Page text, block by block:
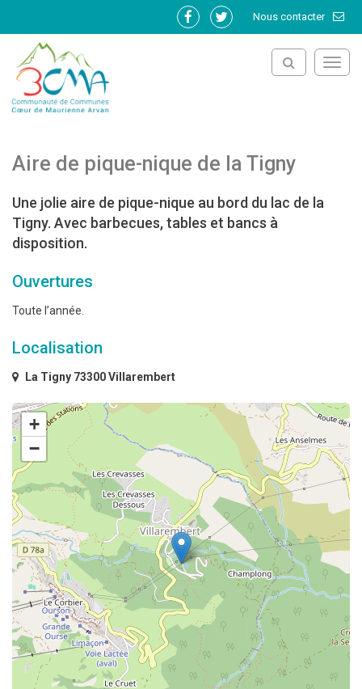
Nous contacter
Lien
Lien
Aire de pique-nique de la Tigny
Une jolie aire de pique-nique au bord du lac de la
Tigny. Avec barbecues, tables et bancs à
disposition.
Ouvertures
Toute l’année.
Localisation
La Tigny 73300 Villarembert
+
−